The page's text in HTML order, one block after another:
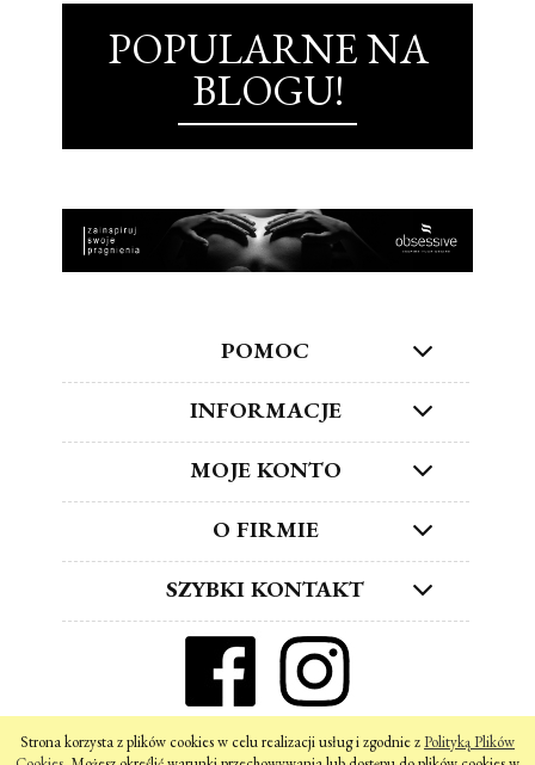
Strona korzysta z plików cookies w celu realizacji usług i zgodnie zPolityką Plików
POPULARNE NA
BLOGU!
POMOC
INFORMACJE
MOJE KONTO
O FIRMIE
SZYBKI KONTAKT